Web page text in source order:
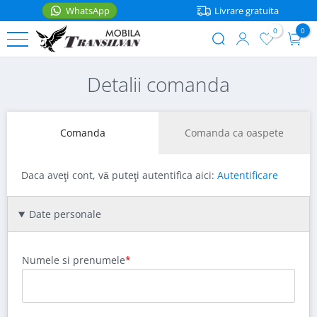
WhatsApp Livrare gratuita
User
0 0
Detalii comanda
Comanda Comanda ca oaspete
Daca aveţi cont, vă puteţi autentifica aici: Autentificare
Date personale
Numele si prenumele
Paturi
matrimoniale
Paturi
copii
MOBILIER
Rafturi
Mese
Scaune
Coltare
Cutii
Accesorii
Casa
WhatsApp